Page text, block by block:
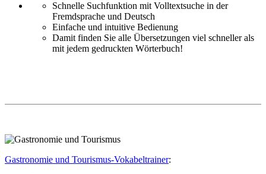
Schnelle Suchfunktion mit Volltextsuche in der
Fremdsprache und Deutsch
Einfache und intuitive Bedienung
Damit finden Sie alle Übersetzungen viel schneller als
mit jedem gedruckten Wörterbuch!
Gastronomie und Tourismus-Vokabeltrainer: